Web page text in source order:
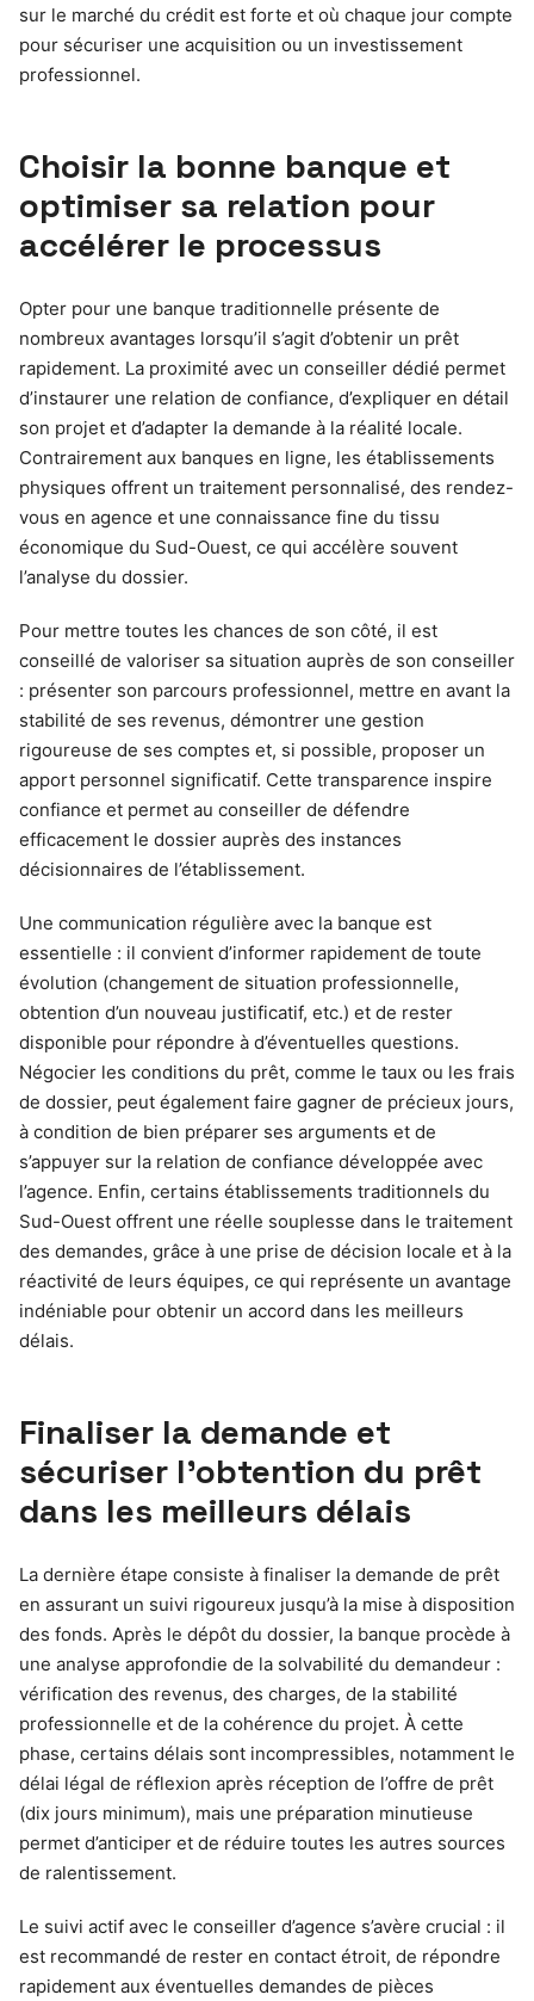
sur le marché du crédit est forte et où chaque jour compte
pour sécuriser une acquisition ou un investissement
professionnel.
Choisir la bonne banque et
optimiser sa relation pour
accélérer le processus
Opter pour une banque traditionnelle présente de
nombreux avantages lorsqu’il s’agit d’obtenir un prêt
rapidement. La proximité avec un conseiller dédié permet
d’instaurer une relation de confiance, d’expliquer en détail
son projet et d’adapter la demande à la réalité locale.
Contrairement aux banques en ligne, les établissements
physiques offrent un traitement personnalisé, des rendez-
vous en agence et une connaissance fine du tissu
économique du Sud-Ouest, ce qui accélère souvent
l’analyse du dossier.
Pour mettre toutes les chances de son côté, il est
conseillé de valoriser sa situation auprès de son conseiller
: présenter son parcours professionnel, mettre en avant la
stabilité de ses revenus, démontrer une gestion
rigoureuse de ses comptes et, si possible, proposer un
apport personnel significatif. Cette transparence inspire
confiance et permet au conseiller de défendre
efficacement le dossier auprès des instances
décisionnaires de l’établissement.
Une communication régulière avec la banque est
essentielle : il convient d’informer rapidement de toute
évolution (changement de situation professionnelle,
obtention d’un nouveau justificatif, etc.) et de rester
disponible pour répondre à d’éventuelles questions.
Négocier les conditions du prêt, comme le taux ou les frais
de dossier, peut également faire gagner de précieux jours,
à condition de bien préparer ses arguments et de
s’appuyer sur la relation de confiance développée avec
l’agence. Enfin, certains établissements traditionnels du
Sud-Ouest offrent une réelle souplesse dans le traitement
des demandes, grâce à une prise de décision locale et à la
réactivité de leurs équipes, ce qui représente un avantage
indéniable pour obtenir un accord dans les meilleurs
délais.
Finaliser la demande et
sécuriser l’obtention du prêt
dans les meilleurs délais
La dernière étape consiste à finaliser la demande de prêt
en assurant un suivi rigoureux jusqu’à la mise à disposition
des fonds. Après le dépôt du dossier, la banque procède à
une analyse approfondie de la solvabilité du demandeur :
vérification des revenus, des charges, de la stabilité
professionnelle et de la cohérence du projet. À cette
phase, certains délais sont incompressibles, notamment le
délai légal de réflexion après réception de l’offre de prêt
(dix jours minimum), mais une préparation minutieuse
permet d’anticiper et de réduire toutes les autres sources
de ralentissement.
Le suivi actif avec le conseiller d’agence s’avère crucial : il
est recommandé de rester en contact étroit, de répondre
rapidement aux éventuelles demandes de pièces